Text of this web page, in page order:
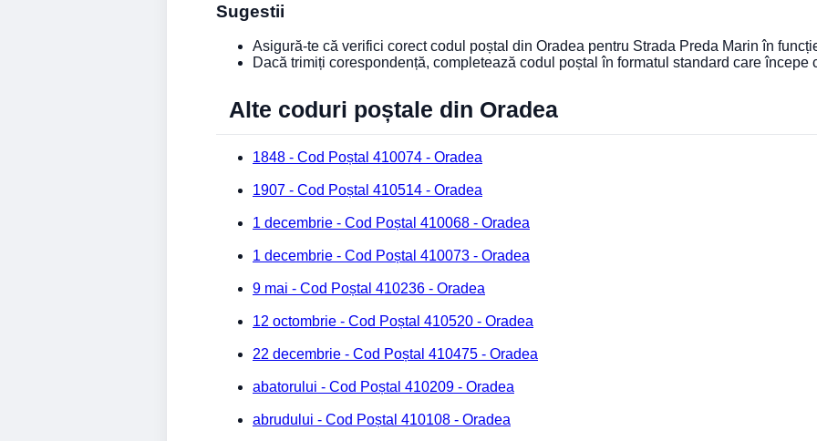
Sugestii
Asigură-te că verifici corect codul poștal din Oradea pentru Strada Preda Marin în
Dacă trimiți corespondență, completează codul poștal în formatul standard care începe
Alte coduri poștale din Oradea
1848 - Cod Poștal 410074 - Oradea
1907 - Cod Poștal 410514 - Oradea
1 decembrie - Cod Poștal 410068 - Oradea
1 decembrie - Cod Poștal 410073 - Oradea
9 mai - Cod Poștal 410236 - Oradea
12 octombrie - Cod Poștal 410520 - Oradea
22 decembrie - Cod Poștal 410475 - Oradea
abatorului - Cod Poștal 410209 - Oradea
abrudului - Cod Poștal 410108 - Oradea